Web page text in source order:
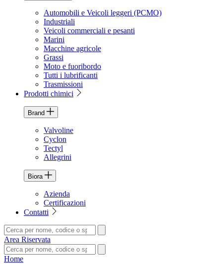
Automobili e Veicoli leggeri (PCMO)
Industriali
Veicoli commerciali e pesanti
Marini
Macchine agricole
Grassi
Moto e fuoribordo
Tutti i lubrificanti
Trasmissioni
Prodotti chimici
Brand
Valvoline
Cyclon
Tectyl
Allegrini
Biora
Azienda
Certificazioni
Contatti
Area Riservata
Home